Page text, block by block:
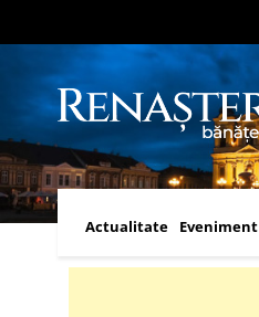
Actualitate Eveniment